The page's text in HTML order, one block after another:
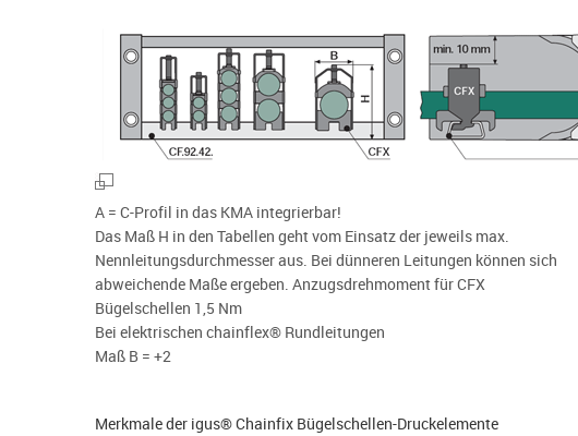
A = C-Profil in das KMA integrierbar!
Das Maß H in den Tabellen geht vom Einsatz der jeweils max.
Nennleitungsdurchmesser aus. Bei dünneren Leitungen können sich
abweichende Maße ergeben. Anzugsdrehmoment für CFX
Bügelschellen 1,5 Nm
Bei elektrischen chainflex® Rundleitungen
Maß B = +2
Merkmale der igus® Chainfix Bügelschellen-Druckelemente